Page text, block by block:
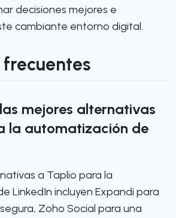
decisiones mejores e
cambiante entorno digital.
frecuentes
mejores alternativas
la automatización de
a Taplio para la
LinkedIn incluyen Expandi para
Zoho Social para una